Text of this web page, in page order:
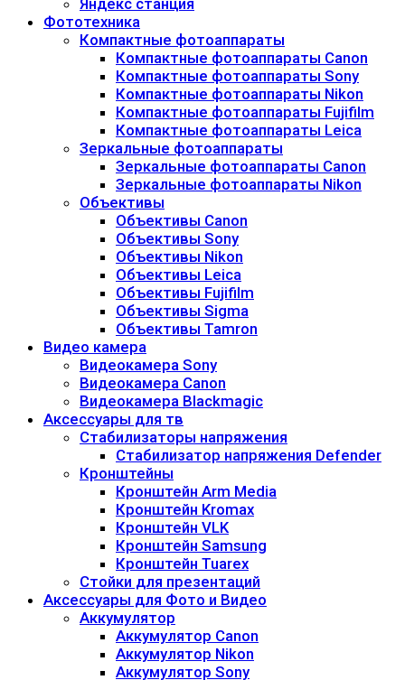
Яндекс станция
Фототехника
Компактные фотоаппараты
Компактные фотоаппараты Canon
Компактные фотоаппараты Sony
Компактные фотоаппараты Nikon
Компактные фотоаппараты Fujifilm
Компактные фотоаппараты Leica
Зеркальные фотоаппараты
Зеркальные фотоаппараты Canon
Зеркальные фотоаппараты Nikon
Объективы
Объективы Canon
Объективы Sony
Объективы Nikon
Объективы Leica
Объективы Fujifilm
Объективы Sigma
Объективы Tamron
Видео камера
Видеокамера Sony
Видеокамера Canon
Видеокамера Blackmagic
Аксессуары для тв
Стабилизаторы напряжения
Стабилизатор напряжения Defender
Кронштейны
Кронштейн Arm Media
Кронштейн Kromax
Кронштейн VLK
Кронштейн Samsung
Кронштейн Tuarex
Стойки для презентаций
Аксессуары для Фото и Видео
Аккумулятор
Аккумулятор Canon
Аккумулятор Nikon
Аккумулятор Sony